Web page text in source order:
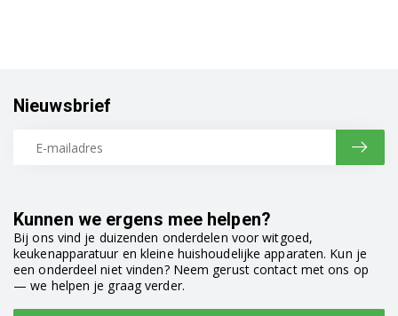
Kunnen we ergens mee helpen?
Bij ons vind je duizenden onderdelen voor witgoed,
keukenapparatuur en kleine huishoudelijke apparaten. Kun je
een onderdeel niet vinden? Neem gerust contact met ons op
— we helpen je graag verder.
Nieuwsbrief